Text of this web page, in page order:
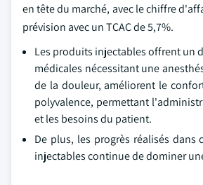
en tête du marché, avec le chiffre
prévision avec un TCAC de 5,7%.
Les produits injectables offrent un
médicales nécessitant une
de la douleur, améliorent le
polyvalence, permettant
et les besoins du patient.
De plus, les progrès réalisés
injectables continue de dominer